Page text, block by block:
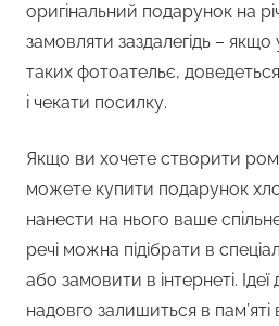
оригінальний подарунок на
замовляти заздалегідь –
таких фотоательє,
і чекати посилку.
Якщо ви хочете створити
можете купити подарунок
нанести на нього ваше
речі можна підібрати в
або замовити в інтернеті.
надовго залишиться в